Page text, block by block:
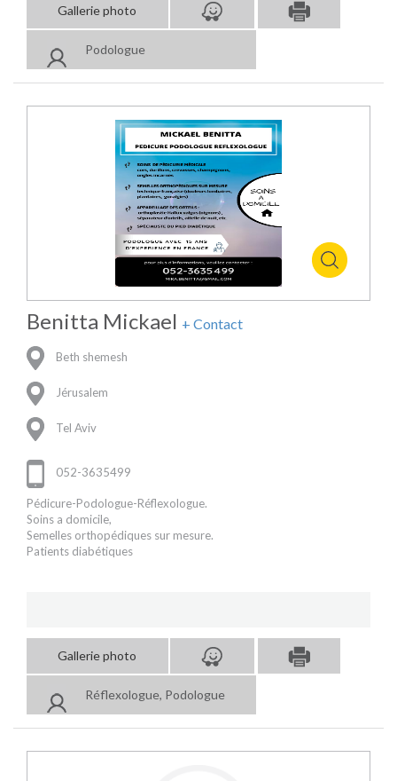
Gallerie photo
Podologue
Benitta Mickael + Contact
Beth shemesh
Jérusalem
Tel Aviv
052-3635499
Pédicure-Podologue-Réflexologue.
Soins a domicile,
Semelles orthopédiques sur mesure.
Patients diabétiques
Gallerie photo
Réflexologue, Podologue